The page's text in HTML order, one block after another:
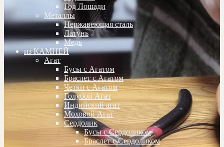
Год Лошади
Металлы
Нержавеющая сталь
Латунь
Медь
из КАМНЕЙ
Агат
Бусы с Агатом
Браслет с Агатом
Четки с Агатом
Голубой Агат
Индийский агат
Моховой Агат
Сердолик
Бусы с Сердоликом
Браслет с Сердоликом